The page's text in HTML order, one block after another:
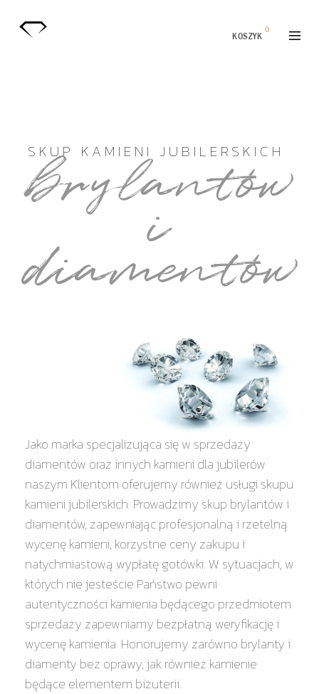
KOSZYK
0
SKUP KAMIENI JUBILERSKICH
brylantów
i
diamentów
Jako marka specjalizująca się w sprzedaży
diamentów oraz innych kamieni dla jubilerów
naszym Klientom oferujemy również usługi skupu
kamieni jubilerskich. Prowadzimy skup brylantów i
diamentów, zapewniając profesjonalną i rzetelną
wycenę kamieni, korzystne ceny zakupu i
natychmiastową wypłatę gotówki. W sytuacjach, w
których nie jesteście Państwo pewni
autentyczności kamienia będącego przedmiotem
sprzedaży zapewniamy bezpłatną weryfikację i
wycenę kamienia. Honorujemy zarówno brylanty i
diamenty bez oprawy, jak również kamienie
będące elementem biżuterii.